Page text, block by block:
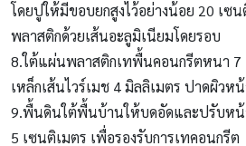
โดยปูให้มีขอบยกสูงไว้อย่างน้อย 20 เซ
พลาสติกด้วยเส้นอะลูมิเนียมโดยรอบ
8.ใต้แผ่นพลาสติกเทพื้นคอนกรีตหนา 7
เหล็กเส้นไวร์เมช 4 มิลลิเมตร ปาดผิวห
9.พื้นดินใต้พื้นบ้านให้บดอัดและปรับห
5 เซนติเมตร เพื่อรองรับการเทคอนกรีต